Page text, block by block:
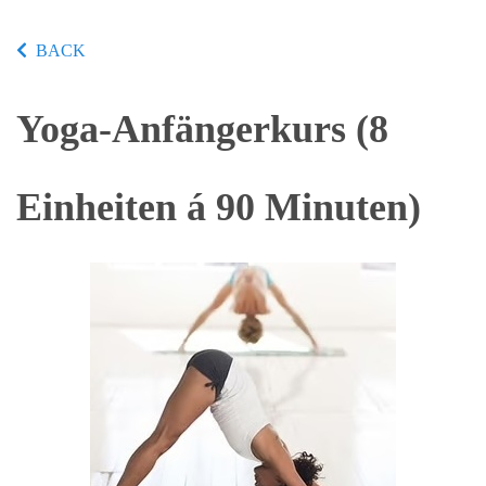
BACK
Yoga-Anfängerkurs (8
Einheiten á 90 Minuten)